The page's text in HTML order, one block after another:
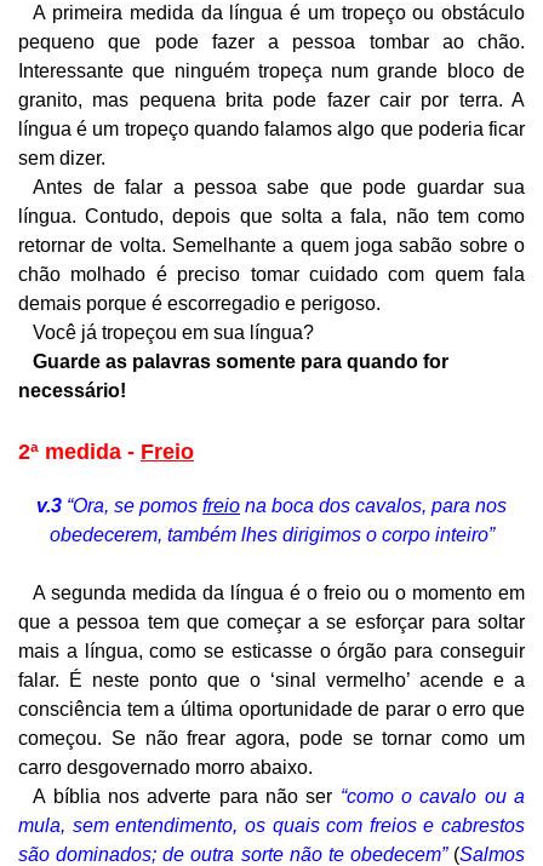
A primeira medida da língua é um tropeço ou obstáculo
pequeno que pode fazer a pessoa tombar ao chão.
Interessante que ninguém tropeça num grande bloco de
granito, mas pequena brita pode fazer cair por terra. A
língua é um tropeço quando falamos algo que poderia ficar
sem dizer.
Antes de falar a pessoa sabe que pode guardar sua
língua. Contudo, depois que solta a fala, não tem como
retornar de volta. Semelhante a quem joga sabão sobre o
chão molhado é preciso tomar cuidado com quem fala
demais porque é escorregadio e perigoso.
Você já tropeçou em sua língua?
Guarde as palavras somente para quando for
necessário!
2ª medida - Freio
v.3 “Ora, se pomos freio na boca dos cavalos, para nos
obedecerem, também lhes dirigimos o corpo inteiro”
A segunda medida da língua é o freio ou o momento em
que a pessoa tem que começar a se esforçar para soltar
mais a língua, como se esticasse o órgão para conseguir
falar. É neste ponto que o ‘sinal vermelho’ acende e a
consciência tem a última oportunidade de parar o erro que
começou. Se não frear agora, pode se tornar como um
carro desgovernado morro abaixo.
A bíblia nos adverte para não ser “como o cavalo ou a
mula, sem entendimento, os quais com freios e cabrestos
são dominados; de outra sorte não te obedecem”(Salmos